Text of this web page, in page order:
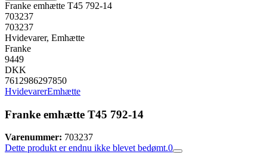
Franke emhætte T45 792-14
703237
703237
Hvidevarer, Emhætte
Franke
9449
DKK
7612986297850
HvidevarerEmhætte
Franke emhætte T45 792-14
Varenummer: 703237
Dette produkt er endnu ikke blevet bedømt.0